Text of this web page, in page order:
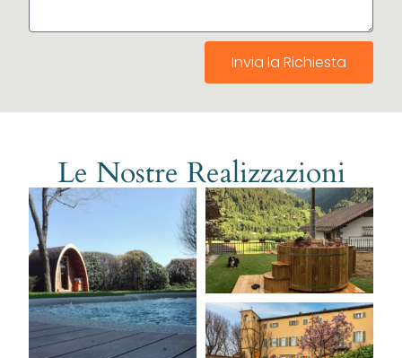
Invia la Richiesta
Le Nostre Realizzazioni